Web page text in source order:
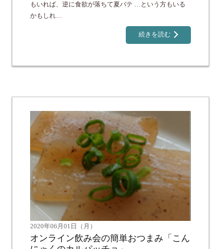
もいれば、逆に食欲が落ちて夏バテ …という方もいる
かもしれ…
続きを読む
2020年06月01日（月）
オンライン飲み会の簡単おつまみ「こん